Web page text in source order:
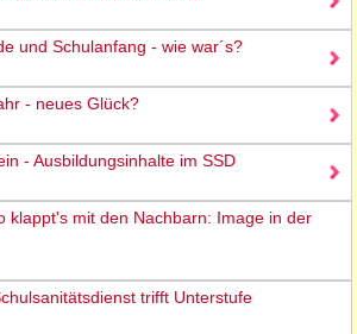
und Schulanfang - wie war´s?
- neues Glück?
- Ausbildungsinhalte im SSD
klappt's mit den Nachbarn: Image in der
trifft Unterstufe